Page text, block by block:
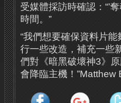
受媒體採訪時確認：“’
時間。”
“我們想要確保資料片
行一些改造，補充一些
們對《暗黑破壞神3》
會降臨主機！”Matthew